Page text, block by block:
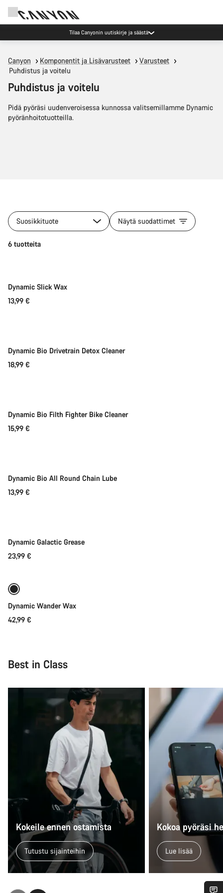
Tilaa Canyonin uutiskirje ja säästä
Canyon Komponentit ja Lisävarusteet
Varusteet
Puhdistus ja voitelu
Puhdistus ja voitelu
Pidä pyöräsi uudenveroisessa kunnossa valitsemillamme Dynamic
pyöränhoitotuotteilla.
Suosikkituote Näytä suodattimet
6 tuotteita
Dynamic Slick Wax
13,99 €
Dynamic Bio Drivetrain Detox Cleaner
18,99 €
Dynamic Bio Filth Fighter Bike Cleaner
15,99 €
Dynamic Bio All Round Chain Lube
13,99 €
Dynamic Galactic Grease
23,99 €
Dynamic Wander Wax
42,99 €
Best in Class
Kokeile ennen ostamista
Tutustu sijainteihin
Kokoa pyöräsi
Lue lisää